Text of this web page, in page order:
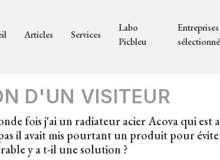
Articles Services
Labo
Picbleu
Entreprises
D'UN VISITEUR
fois j'ai un radiateur acier Acova qui
il avait mis pourtant un produit pour
y a t-il une solution ?